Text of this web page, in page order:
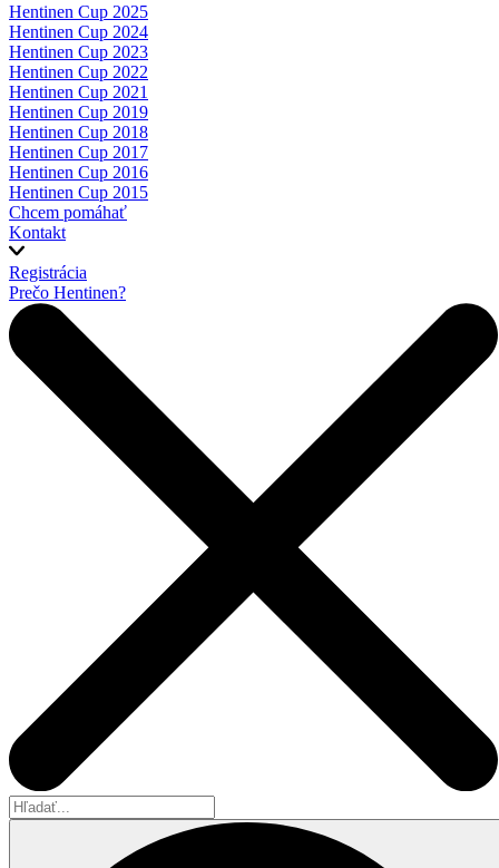
Hentinen Cup 2025
Hentinen Cup 2024
Hentinen Cup 2023
Hentinen Cup 2022
Hentinen Cup 2021
Hentinen Cup 2019
Hentinen Cup 2018
Hentinen Cup 2017
Hentinen Cup 2016
Hentinen Cup 2015
Chcem pomáhať
Kontakt
Registrácia
Prečo Hentinen?
Hľadať...